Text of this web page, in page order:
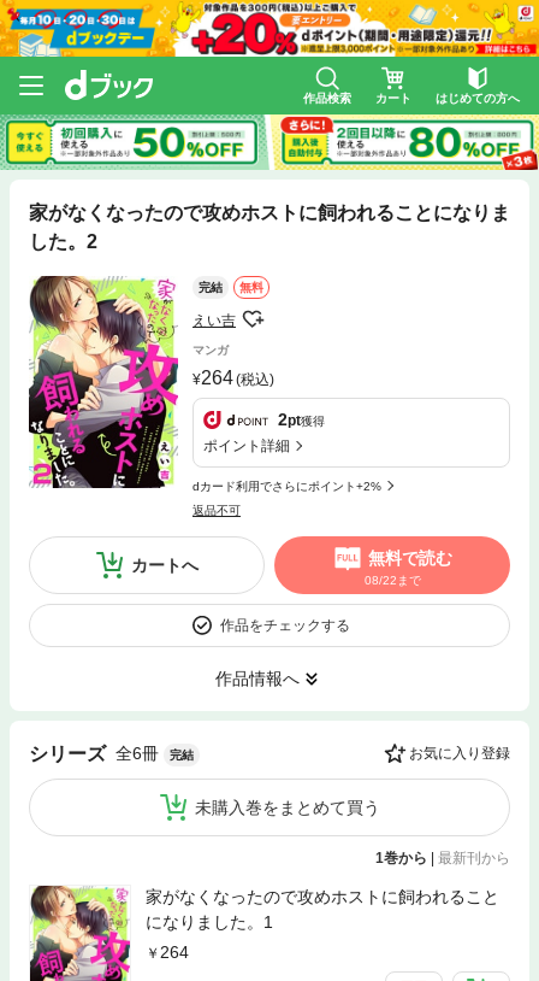
作品検索 カート はじめての方へ
家がなくなったので攻めホストに飼われることになりま
した。2
完結 無料
えい吉
マンガ
264(税込)
2pt獲得
ポイント詳細
dカード利用でさらにポイント+2%
返品不可
カートへ 無料で読む
08/22まで
作品をチェックする
作品情報へ
シリーズ 全6冊 完結 お気に入り登録
未購入巻をまとめて買う
1巻から 最新刊から
家がなくなったので攻めホストに飼われること
になりました。1
264